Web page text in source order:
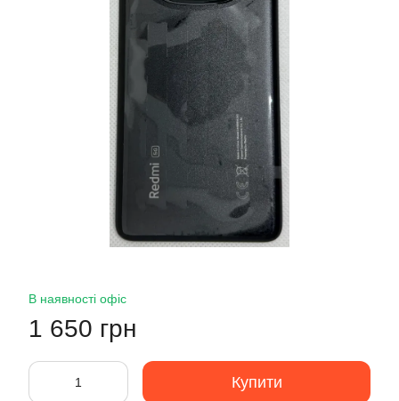
В наявності офіс
1 650 грн
Купити